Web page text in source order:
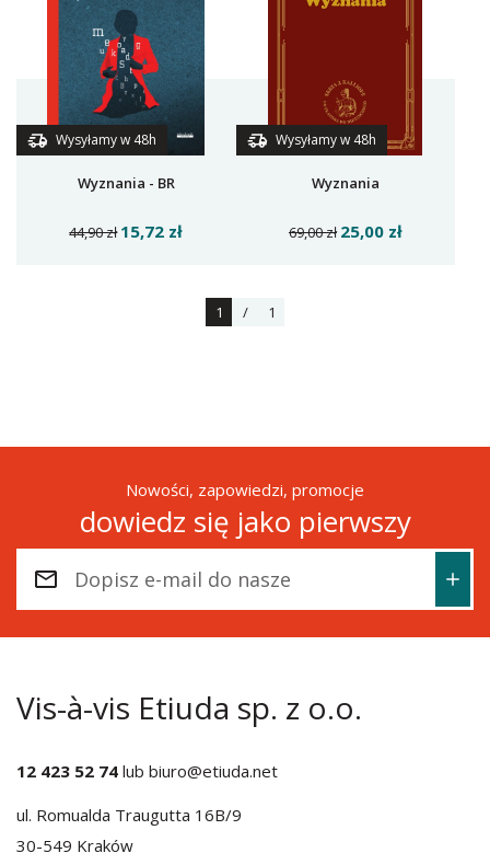
Wysyłamy w 48h
Wyznania - BR
44,90 zł 15,72 zł
Wysyłamy w 48h
Wyznania
69,00 zł 25,00 zł
1 / 1
Nowości, zapowiedzi, promocje
dowiedz się jako pierwszy
Vis-à-vis Etiuda sp. z o.o.
12 423 52 74 lub biuro@etiuda.net
ul. Romualda Traugutta 16B/9
30-549 Kraków